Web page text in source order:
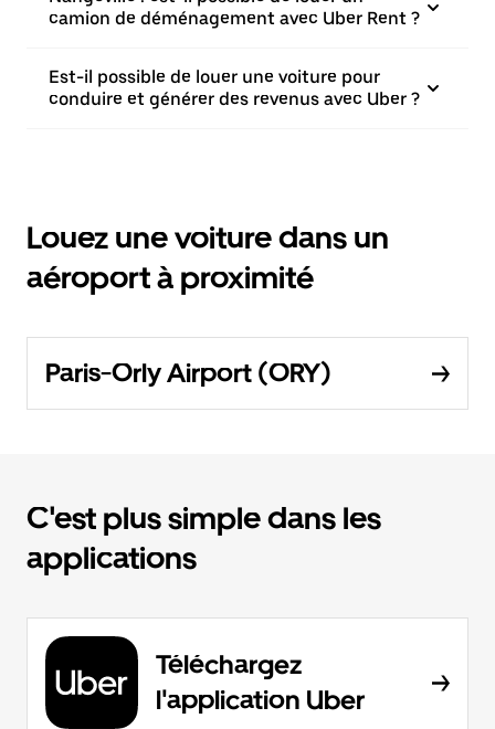
camion de déménagement avec Uber Rent ?
Est-il possible de louer une voiture pour
conduire et générer des revenus avec Uber ?
Louez une voiture dans un
aéroport à proximité
Paris-Orly Airport (ORY)
C'est plus simple dans les
applications
Téléchargez
l'application Uber